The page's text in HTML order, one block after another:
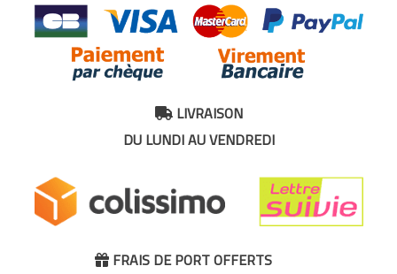
LIVRAISON
DU LUNDI AU VENDREDI
 FRAIS DE PORT OFFERTS